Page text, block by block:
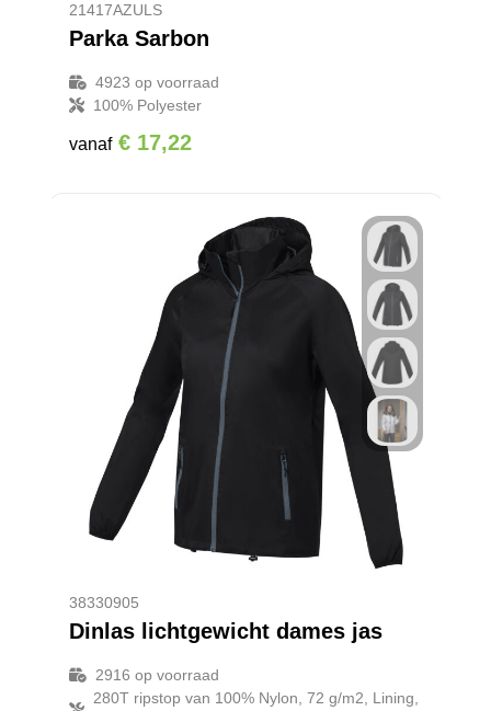
21417AZULS
Parka Sarbon
4923 op voorraad
100% Polyester
vanaf € 17,22
38330905
Dinlas lichtgewicht dames jas
2916 op voorraad
280T ripstop van 100% Nylon, 72 g/m2, Lining,